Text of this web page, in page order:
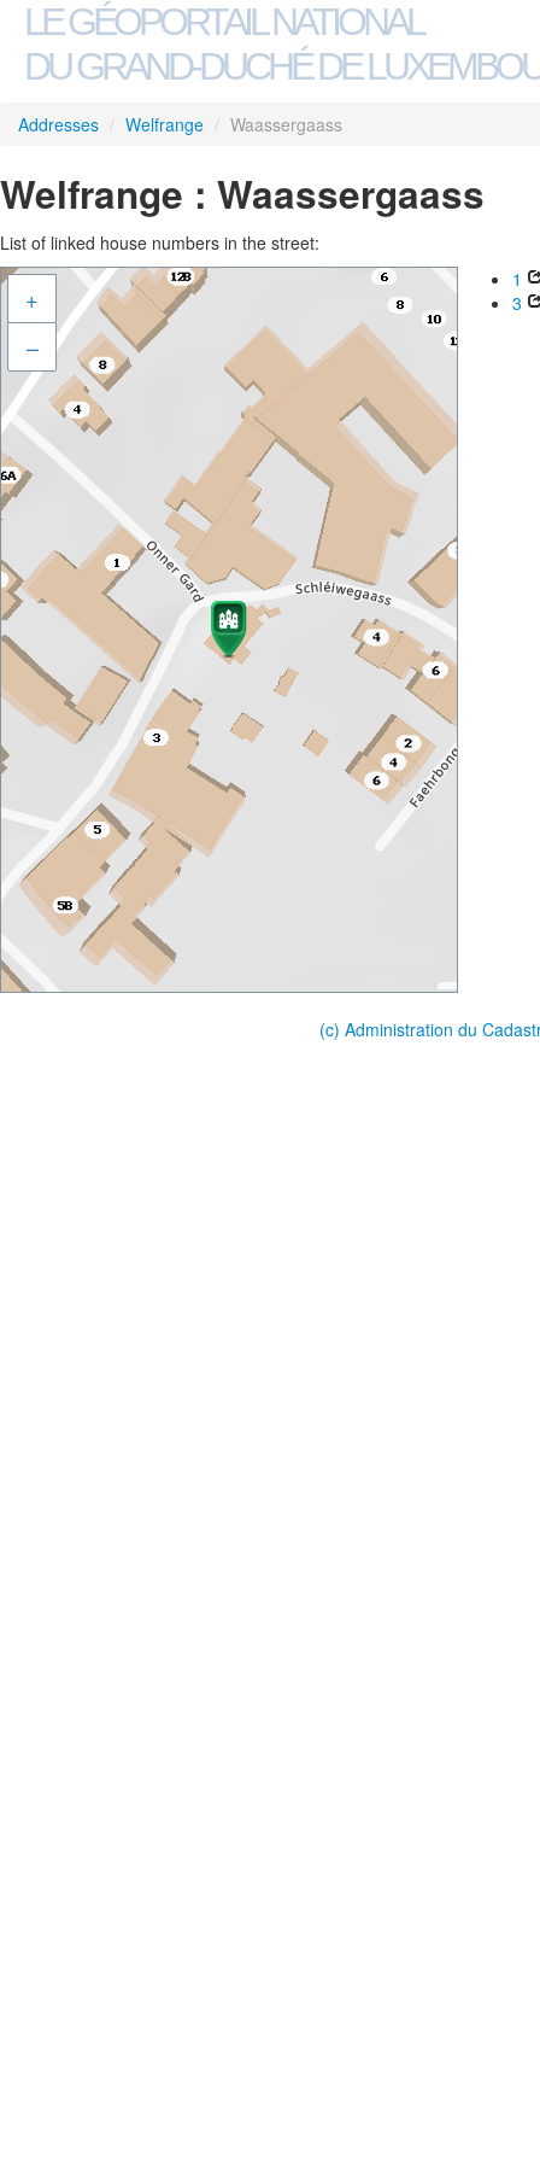
LE GÉOPORTAIL NATIONAL
DU GRAND-DUCHÉ DE
Addresses / Welfrange / Waassergaass
Welfrange : Waassergaass
List of linked house numbers in the street:
+
–
1
3
(c) Administration du